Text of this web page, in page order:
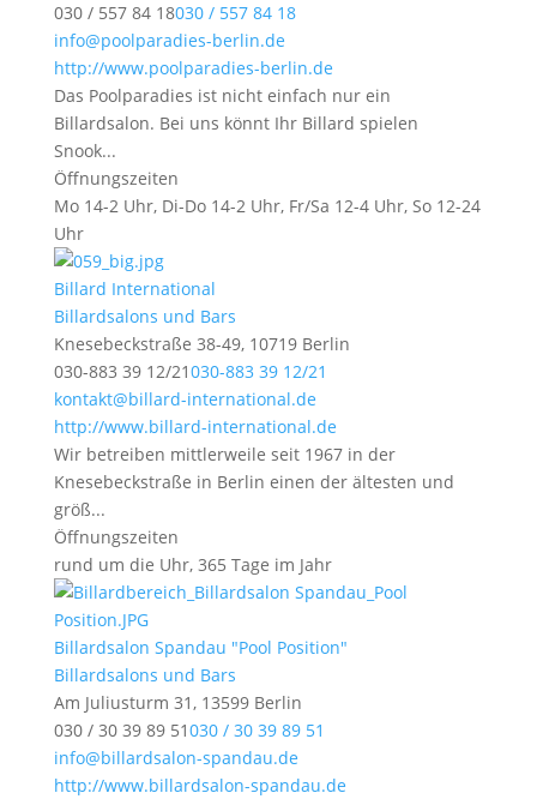
030 / 557 84 18030 / 557 84 18
info@poolparadies-berlin.de
http://www.poolparadies-berlin.de
Das Poolparadies ist nicht einfach nur ein
Billardsalon. Bei uns könnt Ihr Billard spielen
Snook...
Öffnungszeiten
Mo 14-2 Uhr, Di-Do 14-2 Uhr, Fr/Sa 12-4 Uhr, So 12-24
Uhr
Billard International
Billardsalons und Bars
Knesebeckstraße 38-49, 10719 Berlin
030-883 39 12/21030-883 39 12/21
kontakt@billard-international.de
http://www.billard-international.de
Wir betreiben mittlerweile seit 1967 in der
Knesebeckstraße in Berlin einen der ältesten und
größ...
Öffnungszeiten
rund um die Uhr, 365 Tage im Jahr
Billardsalon Spandau "Pool Position"
Billardsalons und Bars
Am Juliusturm 31, 13599 Berlin
030 / 30 39 89 51030 / 30 39 89 51
info@billardsalon-spandau.de
http://www.billardsalon-spandau.de